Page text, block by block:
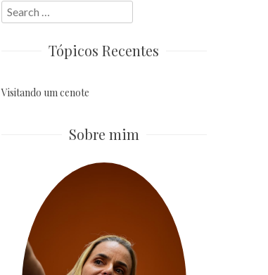
Search
for:
Tópicos Recentes
Visitando um cenote
Sobre mim